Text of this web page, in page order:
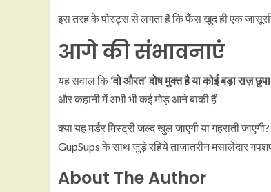
इस तरह के पोस्ट्स से लगता है कि फैंस खुद ही एक जासूसी
आगे की संभावनाएं
यह सवाल कि ‘वो औरत’ दोष मुक्त है या कोई बड़ा राज़
और कहानी में अभी भी कई मोड़ आने बाकी हैं।
क्या यह मर्डर मिस्ट्री जल्द खुल जाएगी या गहराती
GupSups के साथ जुड़े रहिये ताजातरीन मसालेदार
About The Author